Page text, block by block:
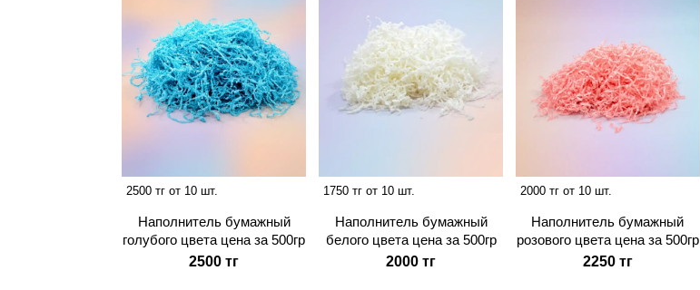
2500 тг от 10 шт.
Наполнитель бумажный
голубого цвета цена за 500гр
2500 тг
1750 тг от 10 шт.
Наполнитель бумажный
белого цвета цена за 500гр
2000 тг
2000 тг от 10 шт.
Наполнитель бумажный
розового цвета цена за 500гр
2250 тг